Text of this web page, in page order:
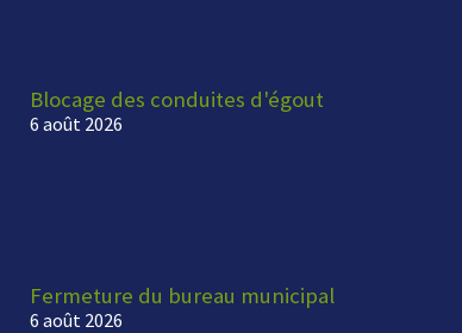
Blocage des conduites d'égout
6 août 2026
Fermeture du bureau municipal
6 août 2026